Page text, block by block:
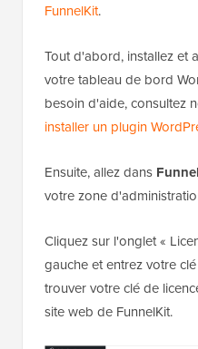
FunnelKit.
Tout d'abord, installez et
votre tableau de bord
besoin d'aide, consultez
installer un plugin
Ensuite, allez dans
votre zone
Cliquez sur l'onglet «
gauche et entrez votre
trouver votre clé de
site web de FunnelKit.